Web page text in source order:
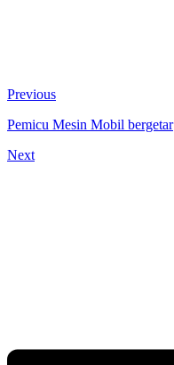
Previous
Pemicu Mesin Mobil bergetar
Next